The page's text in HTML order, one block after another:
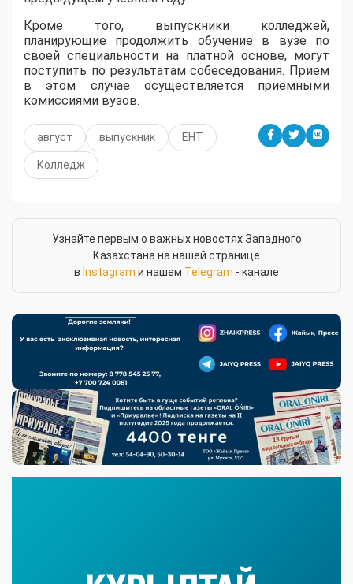
Кроме того, выпускники колледжей,
планирующие продолжить обучение в вузе по
своей специальности на платной основе, могут
поступить по результатам собеседования. Прием
в этом случае осуществляется приемными
комиссиями вузов.
август выпускник ЕНТ
Колледж
Узнайте первым о важных новостях Западного
Казахстана на нашей странице
в Instagram и нашем Telegram - канале